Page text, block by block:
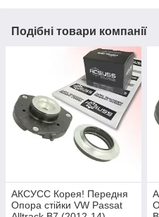
Подібні товари компанії
АКСУСС Корея! Передня
Опора стійки VW Passat